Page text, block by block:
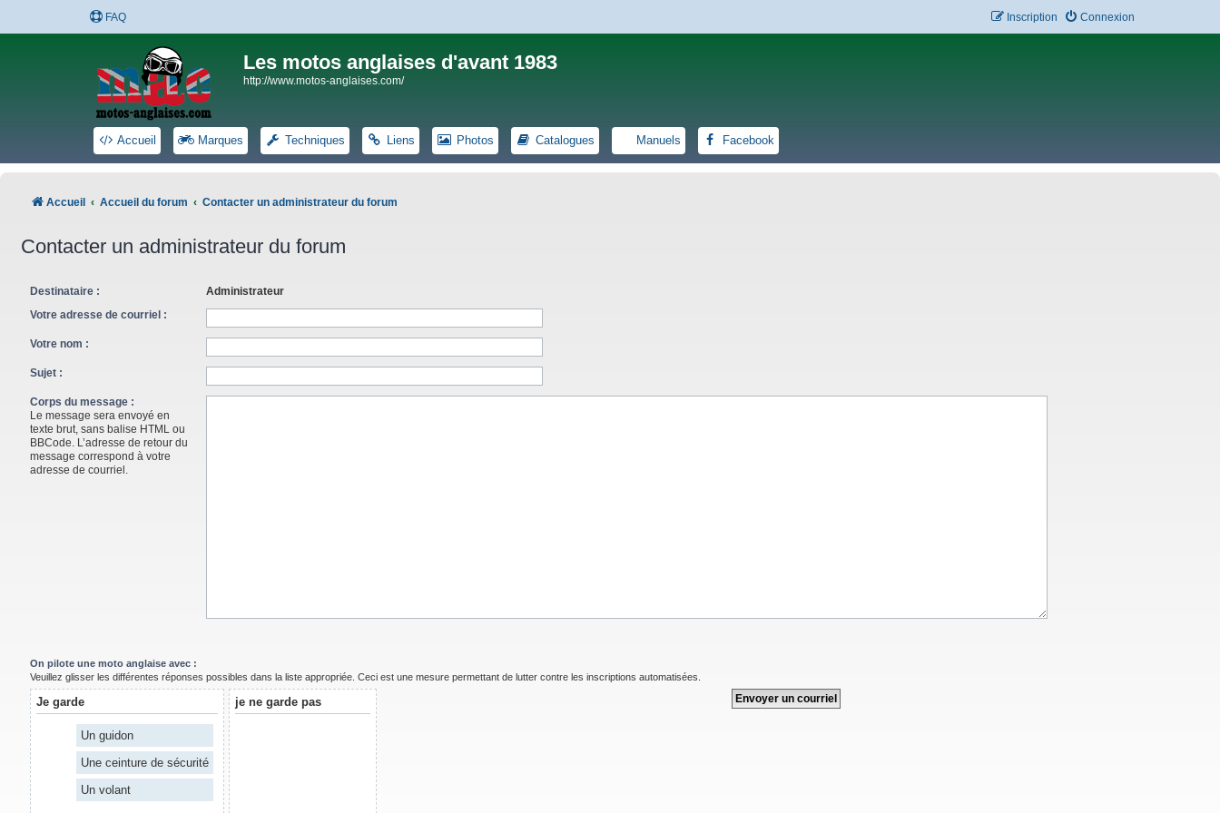
FAQ Connexion
Inscription
Les motos anglaises d'avant 1983
http://www.motos-anglaises.com/
Accueil Marques Techniques Liens Photos Catalogues Manuels Facebook
Accueil Accueil du forum Contacter un administrateur du forum
Contacter un administrateur du forum
Destinataire :
Administrateur
Votre adresse de courriel :
Votre nom :
Sujet :
Corps du message :
Le message sera envoyé en
texte brut, sans balise HTML ou
BBCode. L’adresse de retour du
message correspond à votre
adresse de courriel.
On pilote une moto anglaise avec :
Veuillez glisser les différentes réponses possibles dans la liste appropriée. Ceci est une mesure permettant de lutter contre les inscriptions automatisées.
Je garde
Un guidon
Une ceinture de sécurité
Un volant
je ne garde pas